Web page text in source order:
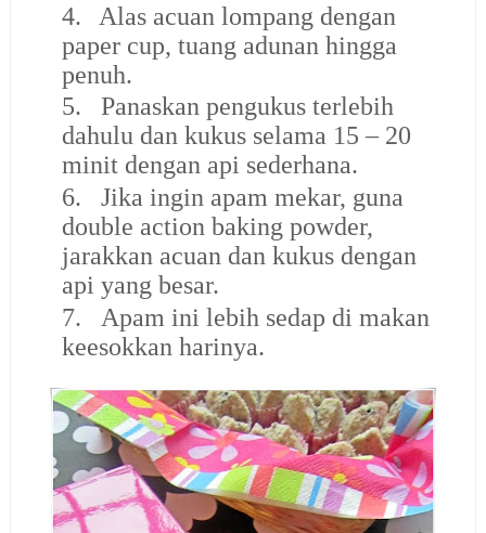
4.
Alas acuan lompang dengan
paper cup, tuang adunan hingga
penuh.
5.
Panaskan pengukus terlebih
dahulu dan kukus selama 15 – 20
minit dengan api sederhana.
6.
Jika ingin apam mekar, guna
double action baking powder,
jarakkan acuan dan kukus dengan
api yang besar.
7.
Apam ini lebih sedap di makan
keesokkan harinya.